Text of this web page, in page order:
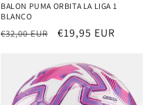
BALON PUMA ORBITA LA LIGA 1
BLANCO
Precio
€32,00 EUR
Precio
oferta
€19,95 EUR